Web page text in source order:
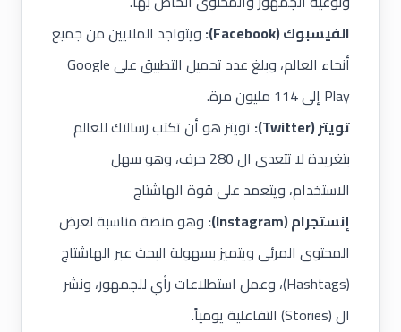
الفيسبوك (Facebook)
: ويتواجد الملايين من جميع
أنحاء العالم، وبلغ عدد تحميل التطبيق على Google
Play إلى 114 مليون مرة.
تويتر (Twitter):
تويتر هو أن تكتب رسالتك للعالم
بتغريدة لا تتعدى ال 280 حرف، وهو سهل
الاستخدام، ويتعمد على قوة الهاشتاج
إنستجرام (Instagram):
وهو منصة مناسبة لعرض
المحتوى المرئى ويتميز بسهولة البحث عبر الهاشتاج
(Hashtags)، وعمل استطلاعات رأي للجمهور، ونشر
ال (Stories) التفاعلية يومياً.